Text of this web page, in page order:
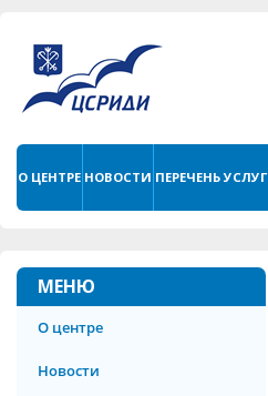
О ЦЕНТРЕ НОВОСТИ ПЕРЕЧЕНЬ УСЛУГ
МЕНЮ
О центре
Новости